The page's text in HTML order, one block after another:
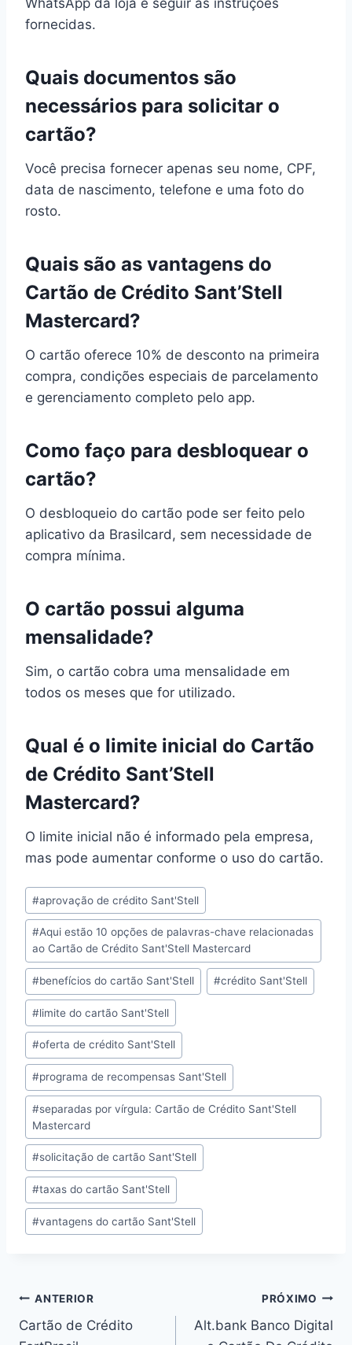
fornecidas.
Quais documentos são
necessários para solicitar o
cartão?
Você precisa fornecer apenas seu nome, CPF,
data de nascimento, telefone e uma foto do
rosto.
Quais são as vantagens do
Cartão de Crédito Sant’Stell
Mastercard?
O cartão oferece 10% de desconto na primeira
compra, condições especiais de parcelamento
e gerenciamento completo pelo app.
Como faço para desbloquear o
cartão?
O desbloqueio do cartão pode ser feito pelo
aplicativo da Brasilcard, sem necessidade de
compra mínima.
O cartão possui alguma
mensalidade?
Sim, o cartão cobra uma mensalidade em
todos os meses que for utilizado.
Qual é o limite inicial do Cartão
de Crédito Sant’Stell
Mastercard?
O limite inicial não é informado pela empresa,
mas pode aumentar conforme o uso do cartão.
Tags
do
Post:
#aprovação de crédito Sant'Stell
#Aqui estão 10 opções de palavras-chave relacionadas
ao Cartão de Crédito Sant'Stell Mastercard
#benefícios do cartão Sant'Stell #crédito Sant'Stell
#limite do cartão Sant'Stell
#oferta de crédito Sant'Stell
#programa de recompensas Sant'Stell
#separadas por vírgula: Cartão de Crédito Sant'Stell
Mastercard
#solicitação de cartão Sant'Stell
#taxas do cartão Sant'Stell
#vantagens do cartão Sant'Stell
Navegação
de
ANTERIOR
Cartão de Crédito
PRÓXIMO
Alt.bank Banco Digital